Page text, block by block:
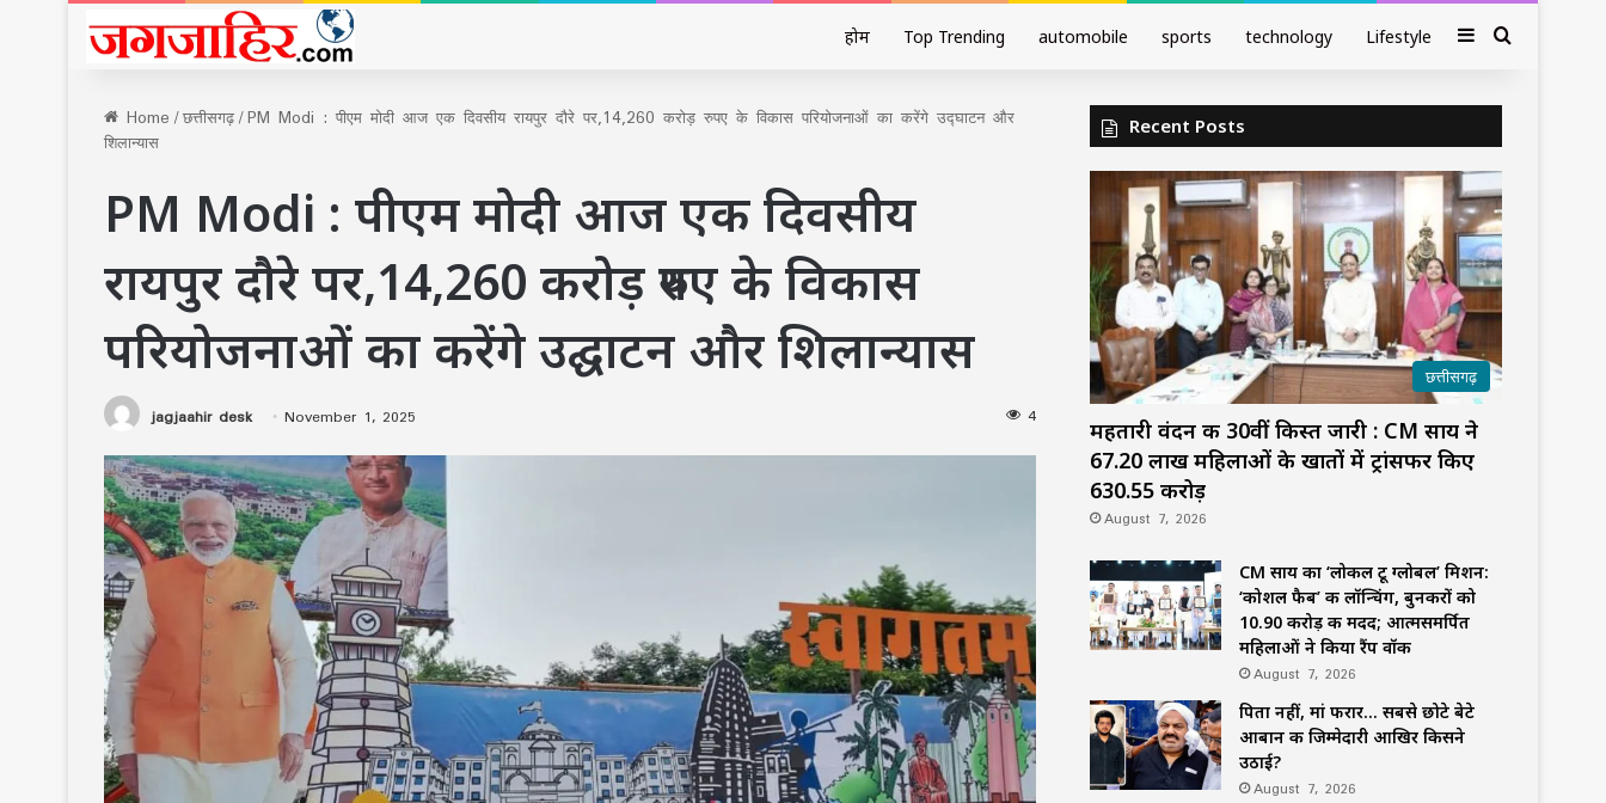
होम Top Trending automobile sports technology Lifestyle SidebarSearch
Home/छत्तीसगढ़/PM Modi : पीएम मोदी आज एक दिवसीय रायपुर दौरे पर,14,260 करोड़ रुपए के विकास परियोजनाओं का करेंगे उद्घाटन और
शिलान्यास
PM Modi : पीएम मोदी आज एक दिवसीय
रायपुर दौरे पर,14,260 करोड़ रुपए के विकास
परियोजनाओं का करेंगे उद्घाटन और शिलान्यास
jagjaahir desk November 1, 2025 4
Recent Posts
छत्तीसगढ़
महतारी वंदन की 30वीं किस्त जारी : CM साय ने
67.20 लाख महिलाओं के खातों में ट्रांसफर किए
₹630.55 करोड़
August 7, 2026
CM साय का ‘लोकल टू ग्लोबल’ मिशन:
‘कोशल फैब’ की लॉन्चिंग, बुनकरों को
10.90 करोड़ की मदद; आत्मसमर्पित
महिलाओं ने किया रैंप वॉक
August 7, 2026
पिता नहीं, मां फरार… सबसे छोटे बेटे
आबान की जिम्मेदारी आखिर किसने
उठाई?
August 7, 2026